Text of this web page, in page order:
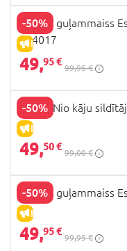
-50%
IZPĀRDOŠANA
JOOLZ guļammaiss
364017
49,95 €
99,95 €
-50%
IZPĀRDOŠANA
Mutsy Nio kāju
49,50 €
99,00 €
-50%
IZPĀRDOŠANA
JOOLZ guļammaiss
49,95 €
99,95 €